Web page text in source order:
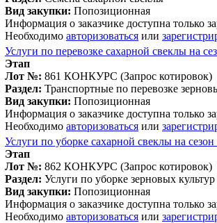
Вид закупки: Попозиционная
Информация о заказчике доступна только
Необходимо авторизоваться или
Услуги по перевозке сахарной свеклы на
Этап
Лот №: 861 КОНКУРС (Запрос котировок)
Раздел: Транспортные по перевозке
Вид закупки: Попозиционная
Информация о заказчике доступна только
Необходимо авторизоваться или
Услуги по уборке сахарной свеклы на сезон
Этап
Лот №: 862 КОНКУРС (Запрос котировок)
Раздел: Услуги по уборке зерновых культур
Вид закупки: Попозиционная
Информация о заказчике доступна только
Необходимо авторизоваться или